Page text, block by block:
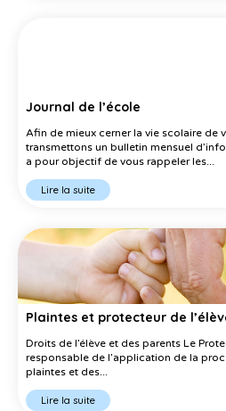
Journal de l’école
Afin de mieux cerner la vie scolaire de
transmettons un bulletin mensuel
a pour objectif de vous rappeler les...
Lire la suite
Plaintes et protecteur de
Droits de l’élève et des parents Le
responsable de l’application de la
plaintes et des...
Lire la suite